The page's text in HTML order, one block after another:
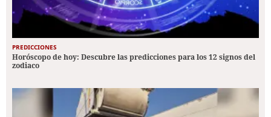
PREDICCIONES
Horóscopo de hoy: Descubre las predicciones para los 12 signos del
zodiaco